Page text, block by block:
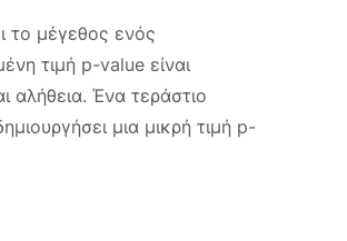
το μέγεθος ενός
τιμή p-value είναι
αλήθεια. Ένα τεράστιο
μια μικρή τιμή p-